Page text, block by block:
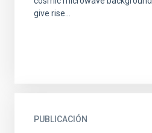
give rise...
PUBLICACIÓN